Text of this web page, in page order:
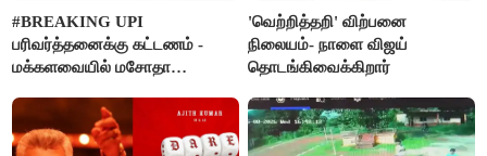
#BREAKING UPI
பரிவர்த்தனைக்கு கட்டணம் -
மக்களவையில் மசோதா
'வெற்றித்தறி' விற்பனை
நிலையம்- நாளை விஜய்
தொடங்கிவைக்கிறார்